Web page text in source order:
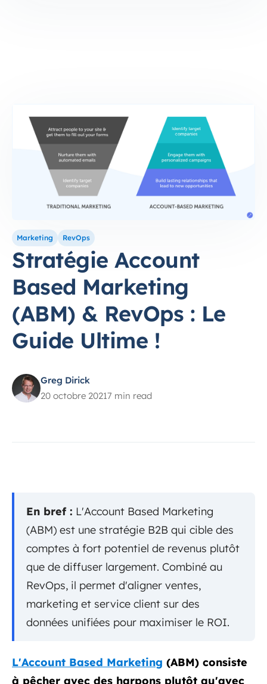
Marketing RevOps
Stratégie Account
Based Marketing
(ABM) & RevOps : Le
Guide Ultime !
Greg Dirick
20 octobre 20217 min read
En bref : L'Account Based Marketing
(ABM) est une stratégie B2B qui cible des
comptes à fort potentiel de revenus plutôt
que de diffuser largement. Combiné au
RevOps, il permet d'aligner ventes,
marketing et service client sur des
données unifiées pour maximiser le ROI.
L'Account Based Marketing (ABM) consiste
à pêcher avec des harpons plutôt qu'avec